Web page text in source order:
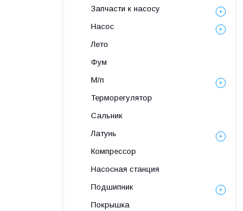
Запчасти к насосу
Насос
Лето
Фум
М/п
Терморегулятор
Сальник
Латунь
Компрессор
Насосная станция
Подшипник
Покрышка